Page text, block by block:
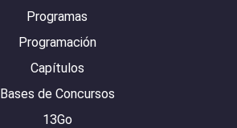
Programas
Programación
Capítulos
Bases de Concursos
13Go